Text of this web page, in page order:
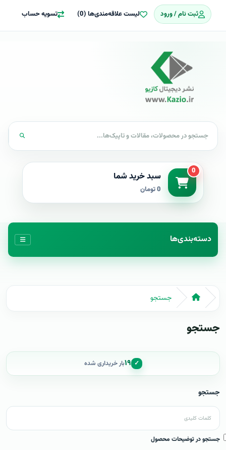
ثبت نام / ورود لیست علاقه‌مندی‌ها (0) تسویه حساب
0 سبد خرید شما
0 تومان
دسته‌بندی‌ها
جستجو
جستجو
✓ ۱۹بار خریداری شده
جستجو
جستجو در توضیحات محصول